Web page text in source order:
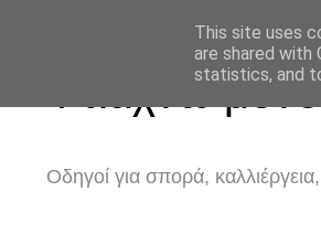
Φτιάχνω
Οδηγοί για σπορά,
This site uses
are shared with
statistics, and